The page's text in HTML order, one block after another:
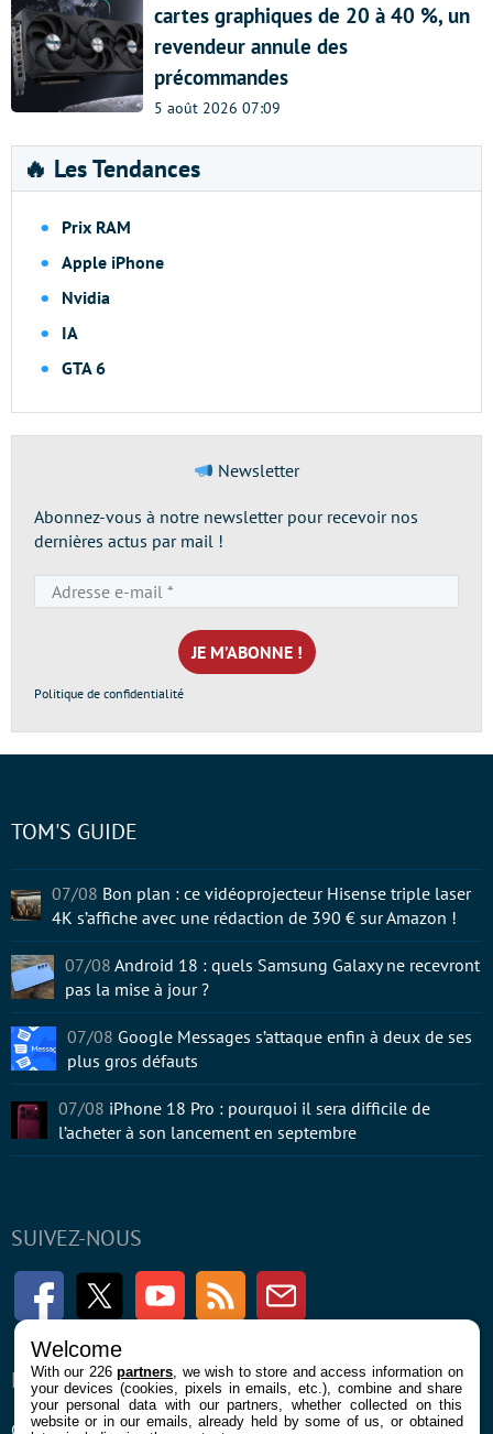
cartes graphiques de 20 à 40 %, un
revendeur annule des
précommandes
5 août 2026 07:09
🔥 Les Tendances
Prix RAM
Apple iPhone
Nvidia
IA
GTA 6
Newsletter
Abonnez-vous à notre newsletter pour recevoir nos
dernières actus par mail !
e-
mail
*
Politique de confidentialité
SUIVEZ-NOUS
FacebookTwitter Youtube RSS Newsletter
ENTREPRISE
Confidentialité et Cookies
À PROPOS
Contact
TOM'S GUIDE
07/08 Bon plan : ce vidéoprojecteur Hisense triple laser
4K s’affiche avec une rédaction de 390 € sur Amazon !
07/08 Android 18 : quels Samsung Galaxy ne recevront
pas la mise à jour ?
07/08 Google Messages s’attaque enfin à deux de ses
plus gros défauts
07/08 iPhone 18 Pro : pourquoi il sera difficile de
l’acheter à son lancement en septembre
Welcome
With our 226partners , we wish to store and access information on
your devices (cookies, pixels in emails, etc.), combine and share
your personal data with our partners, whether collected on this
website or in our emails, already held by some of us, or obtained